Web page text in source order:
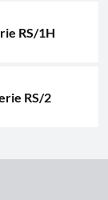
RS/1H
RS/2